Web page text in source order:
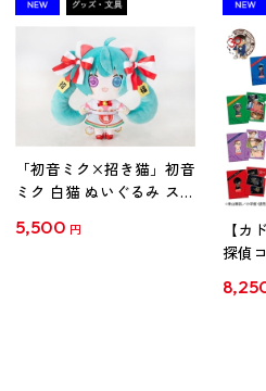
「初音ミク×招き猫」初音
ミク 白猫 ぬいぐるみ スタ
5,500 円
【カ
探偵
クリ